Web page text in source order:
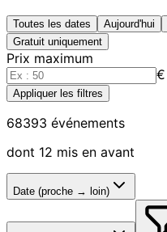
Toutes les dates Aujourd'hui
Gratuit uniquement
Prix maximum
€
Appliquer les filtres
68393 événements
dont 12 mis en avant
Date (proche → loin)